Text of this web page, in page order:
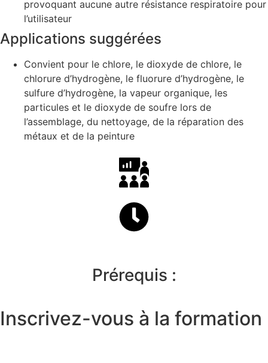
provoquant aucune autre résistance respiratoire pour
l’utilisateur
Applications suggérées
Convient pour le chlore, le dioxyde de chlore, le
chlorure d’hydrogène, le fluorure d’hydrogène, le
sulfure d’hydrogène, la vapeur organique, les
particules et le dioxyde de soufre lors de
l’assemblage, du nettoyage, de la réparation des
métaux et de la peinture
Prérequis :
Inscrivez-vous à la formation